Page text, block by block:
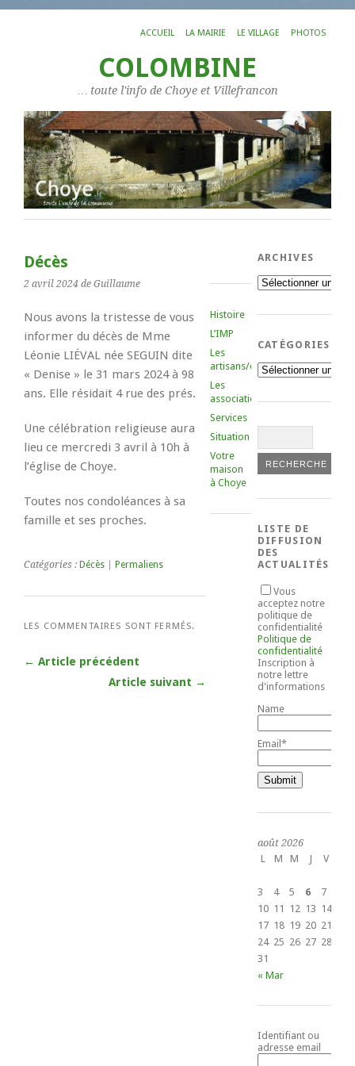
ACCUEIL LA MAIRIE LE VILLAGE PHOTOS
COLOMBINE
… toute l'info de Choye et Villefrancon
Décès
2 avril 2024 de Guillaume
Nous avons la tristesse de vous
informer du décès de Mme
Léonie LIÉVAL née SEGUIN dite
« Denise » le 31 mars 2024 à 98
ans. Elle résidait 4 rue des prés.
Une célébration religieuse aura
lieu ce mercredi 3 avril à 10h à
l’église de Choye.
Toutes nos condoléances à sa
famille et ses proches.
Catégories : Décès Permaliens
LES COMMENTAIRES SONT FERMÉS.
← Article précédent
Article suivant →
Histoire
L’IMP
Les
artisans/commerçants
Les
associations
Services
Situation
Votre
maison
à Choye
ARCHIVES
Archives
CATÉGORIES
Catégories
LISTE DE
DIFFUSION
DES
ACTUALITÉS
Vous
acceptez notre
politique de
confidentialité
Politique de
confidentialité
Inscription à
notre lettre
d'informations
Name
Email*
août 2026
L
M M J V
3
4 5 6 7
10 11 12 13 14
17 18 19 20 21
24 25 26 27 28
31
« Mar
Identifiant ou
adresse email